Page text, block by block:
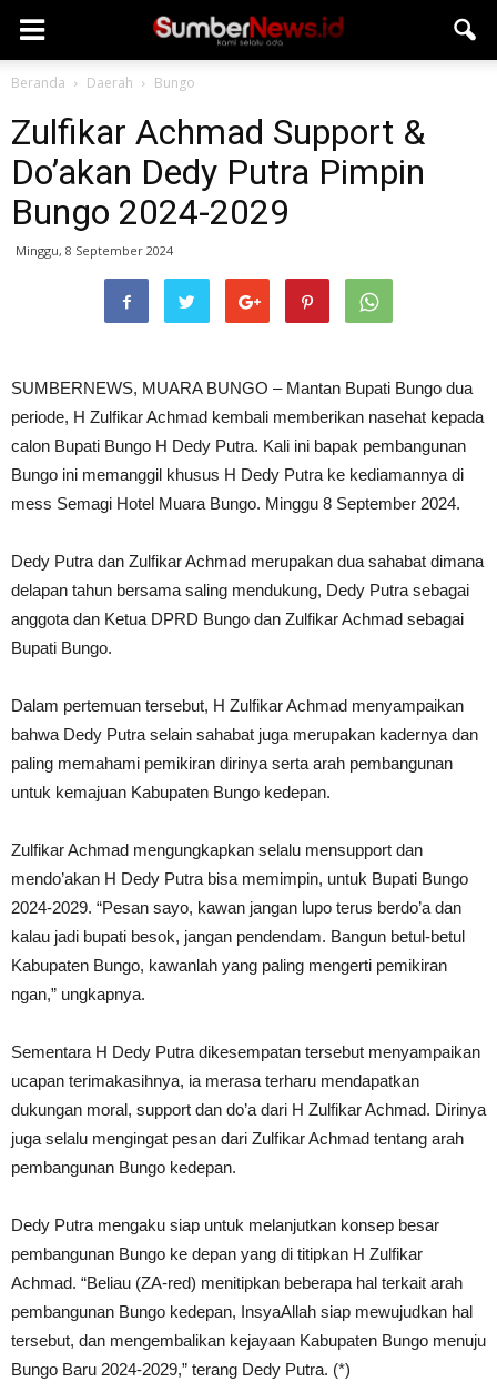
Beranda Daerah Bungo
Zulfikar Achmad Support &
Do’akan Dedy Putra Pimpin
Bungo 2024-2029
Minggu, 8 September 2024
SUMBERNEWS, MUARA BUNGO – Mantan Bupati Bungo dua
periode, H Zulfikar Achmad kembali memberikan nasehat kepada
calon Bupati Bungo H Dedy Putra. Kali ini bapak pembangunan
Bungo ini memanggil khusus H Dedy Putra ke kediamannya di
mess Semagi Hotel Muara Bungo. Minggu 8 September 2024.
Dedy Putra dan Zulfikar Achmad merupakan dua sahabat dimana
delapan tahun bersama saling mendukung, Dedy Putra sebagai
anggota dan Ketua DPRD Bungo dan Zulfikar Achmad sebagai
Bupati Bungo.
Dalam pertemuan tersebut, H Zulfikar Achmad menyampaikan
bahwa Dedy Putra selain sahabat juga merupakan kadernya dan
paling memahami pemikiran dirinya serta arah pembangunan
untuk kemajuan Kabupaten Bungo kedepan.
Zulfikar Achmad mengungkapkan selalu mensupport dan
mendo’akan H Dedy Putra bisa memimpin, untuk Bupati Bungo
2024-2029. “Pesan sayo, kawan jangan lupo terus berdo’a dan
kalau jadi bupati besok, jangan pendendam. Bangun betul-betul
Kabupaten Bungo, kawanlah yang paling mengerti pemikiran
ngan,” ungkapnya.
Sementara H Dedy Putra dikesempatan tersebut menyampaikan
ucapan terimakasihnya, ia merasa terharu mendapatkan
dukungan moral, support dan do’a dari H Zulfikar Achmad. Dirinya
juga selalu mengingat pesan dari Zulfikar Achmad tentang arah
pembangunan Bungo kedepan.
Dedy Putra mengaku siap untuk melanjutkan konsep besar
pembangunan Bungo ke depan yang di titipkan H Zulfikar
Achmad. “Beliau (ZA-red) menitipkan beberapa hal terkait arah
pembangunan Bungo kedepan, InsyaAllah siap mewujudkan hal
tersebut, dan mengembalikan kejayaan Kabupaten Bungo menuju
Bungo Baru 2024-2029,” terang Dedy Putra. (*)